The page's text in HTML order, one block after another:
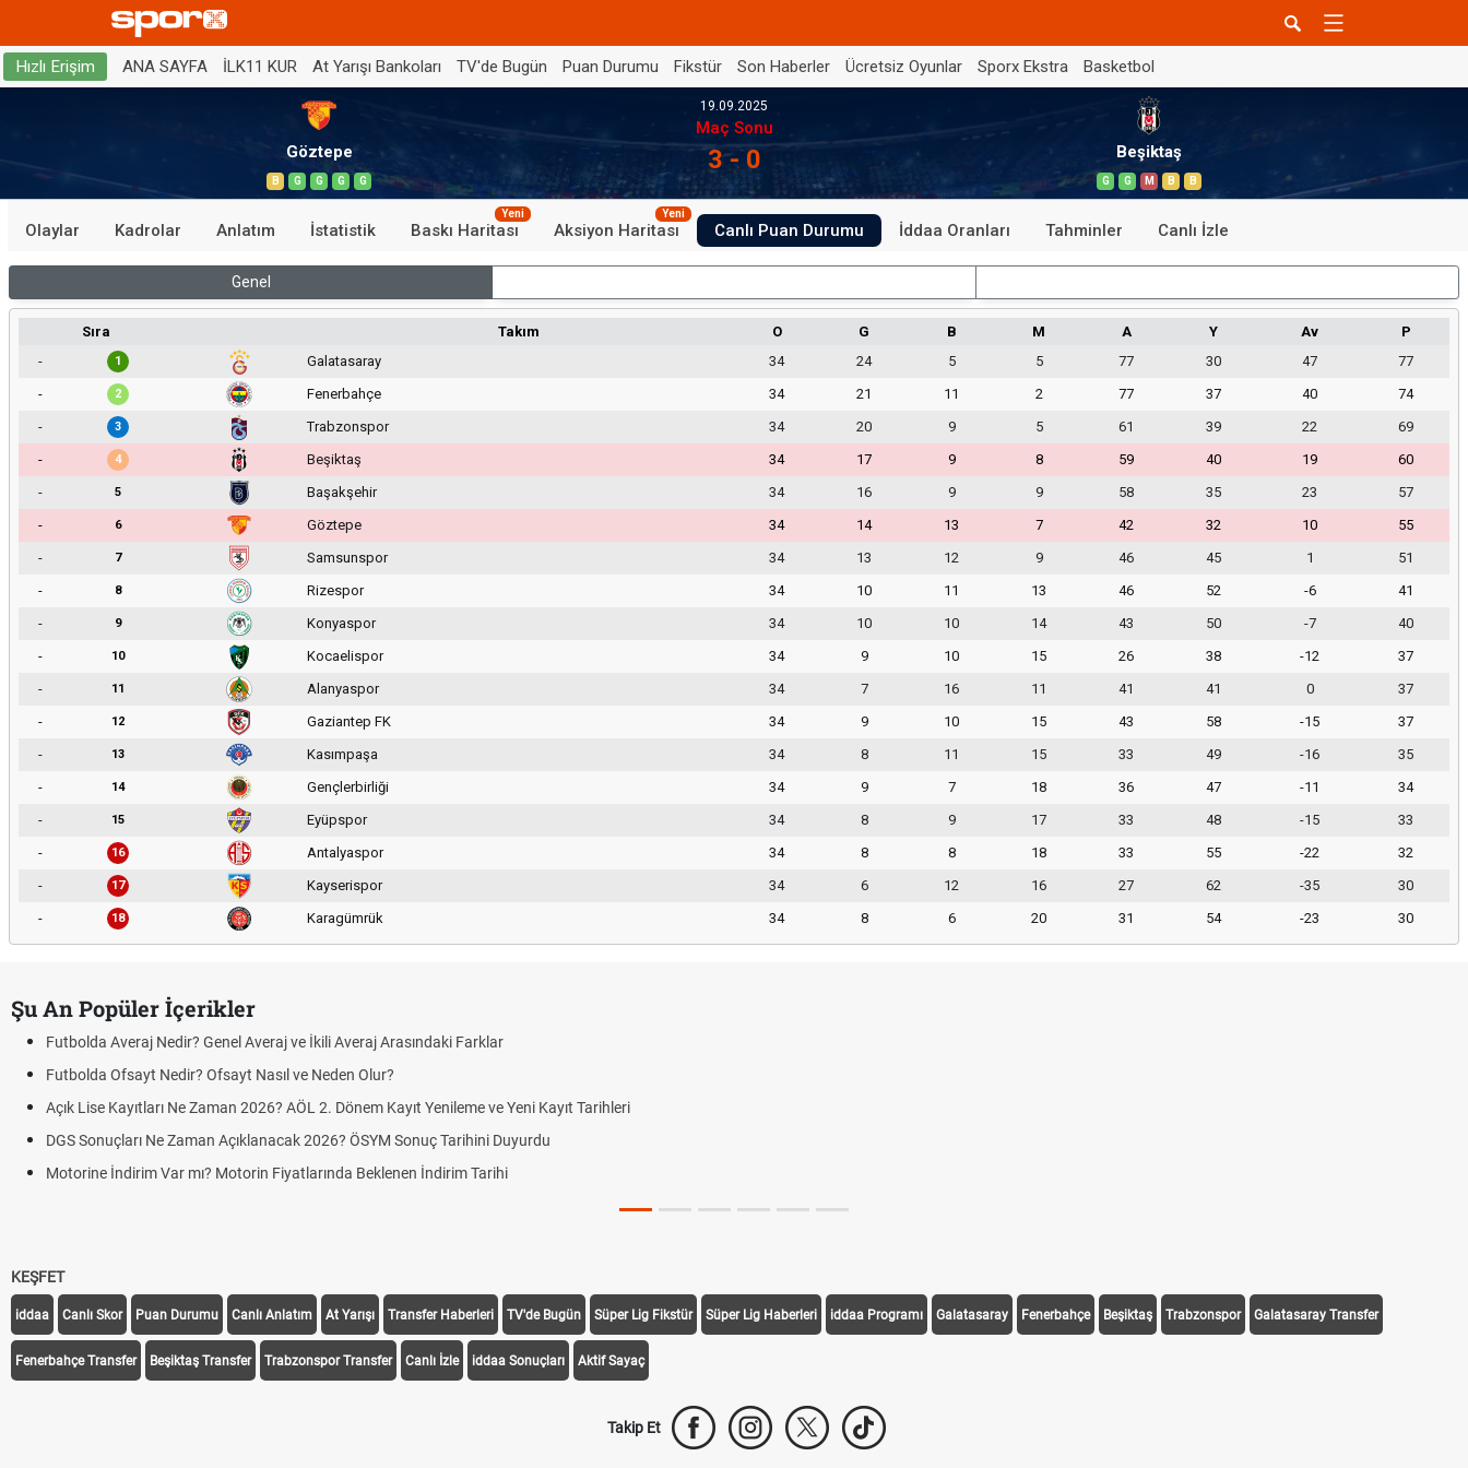
Hızlı Erişim ANA SAYFA İLK11 KUR At Yarışı Bankoları TV'de Bugün Puan Durumu Fikstür Son Haberler Ücretsiz Oyunlar Sporx Ekstra Basketbol
Göztepe
B G G G G
19.09.2025
Maç Sonu
3 - 0 Beşiktaş
G G M B B
Olaylar Kadrolar Anlatım İstatistik Baskı Haritası
Yeni
Aksiyon Haritası
Yeni
Canlı Puan Durumu İddaa Oranları Tahminler Canlı İzle
Genel
Sıra Takım O G B M A Y Av
P
-
1 Galatasaray 34 24 5 5 77 30 47
77
-
2 Fenerbahçe 34 21 11 2 77 37 40
74
-
3 Trabzonspor 34 20 9 5 61 39 22
69
-
4 Beşiktaş 34 17 9 8 59 40 19
60
-
5 Başakşehir 34 16 9 9 58 35 23
57
-
6 Göztepe 34 14 13 7 42 32 10
55
-
7 Samsunspor 34 13 12 9 46 45 1
51
-
8 Rizespor 34 10 11 13 46 52 -6
41
-
9 Konyaspor 34 10 10 14 43 50 -7
40
-
10 Kocaelispor 34 9 10 15 26 38 -12
37
-
11 Alanyaspor 34 7 16 11 41 41 0
37
-
12 Gaziantep FK 34 9 10 15 43 58 -15
37
-
13 Kasımpaşa 34 8 11 15 33 49 -16
35
-
14 Gençlerbirliği 34 9 7 18 36 47 -11
34
-
15 Eyüpspor 34 8 9 17 33 48 -15
33
-
16 Antalyaspor 34 8 8 18 33 55 -22
32
-
17 Kayserispor 34 6 12 16 27 62 -35
30
-
18 Karagümrük 34 8 6 20 31 54 -23 30
Şu An Popüler İçerikler
Futbolda Averaj Nedir? Genel Averaj ve İkili Averaj Arasındaki Farklar
Futbolda Ofsayt Nedir? Ofsayt Nasıl ve Neden Olur?
Açık Lise Kayıtları Ne Zaman 2026? AÖL 2. Dönem Kayıt Yenileme ve Yeni Kayıt Tarihleri
DGS Sonuçları Ne Zaman Açıklanacak 2026? ÖSYM Sonuç Tarihini Duyurdu
Motorine İndirim Var mı? Motorin Fiyatlarında Beklenen İndirim Tarihi
KEŞFET
iddaa Canlı Skor Puan Durumu Canlı Anlatım At Yarışı Transfer Haberleri TV'de Bugün Süper Lig Fikstür Süper Lig Haberleri iddaa Programı Galatasaray Fenerbahçe Beşiktaş Trabzonspor Galatasaray Transfer
Fenerbahçe Transfer Beşiktaş Transfer Trabzonspor Transfer Canlı İzle iddaa Sonuçları Aktif Sayaç
Takip Et